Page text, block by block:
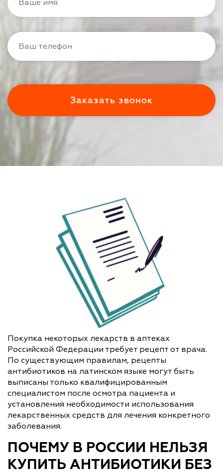
Покупка некоторых лекарств в аптеках
Российской Федерации требует рецепт от врача.
По существующим правилам, рецепты
антибиотиков на латинском языке могут быть
выписаны только квалифицированным
специалистом после осмотра пациента и
установления необходимости использования
лекарственных средств для лечения конкретного
заболевания.
ПОЧЕМУ В РОССИИ НЕЛЬЗЯ
КУПИТЬ АНТИБИОТИКИ БЕЗ